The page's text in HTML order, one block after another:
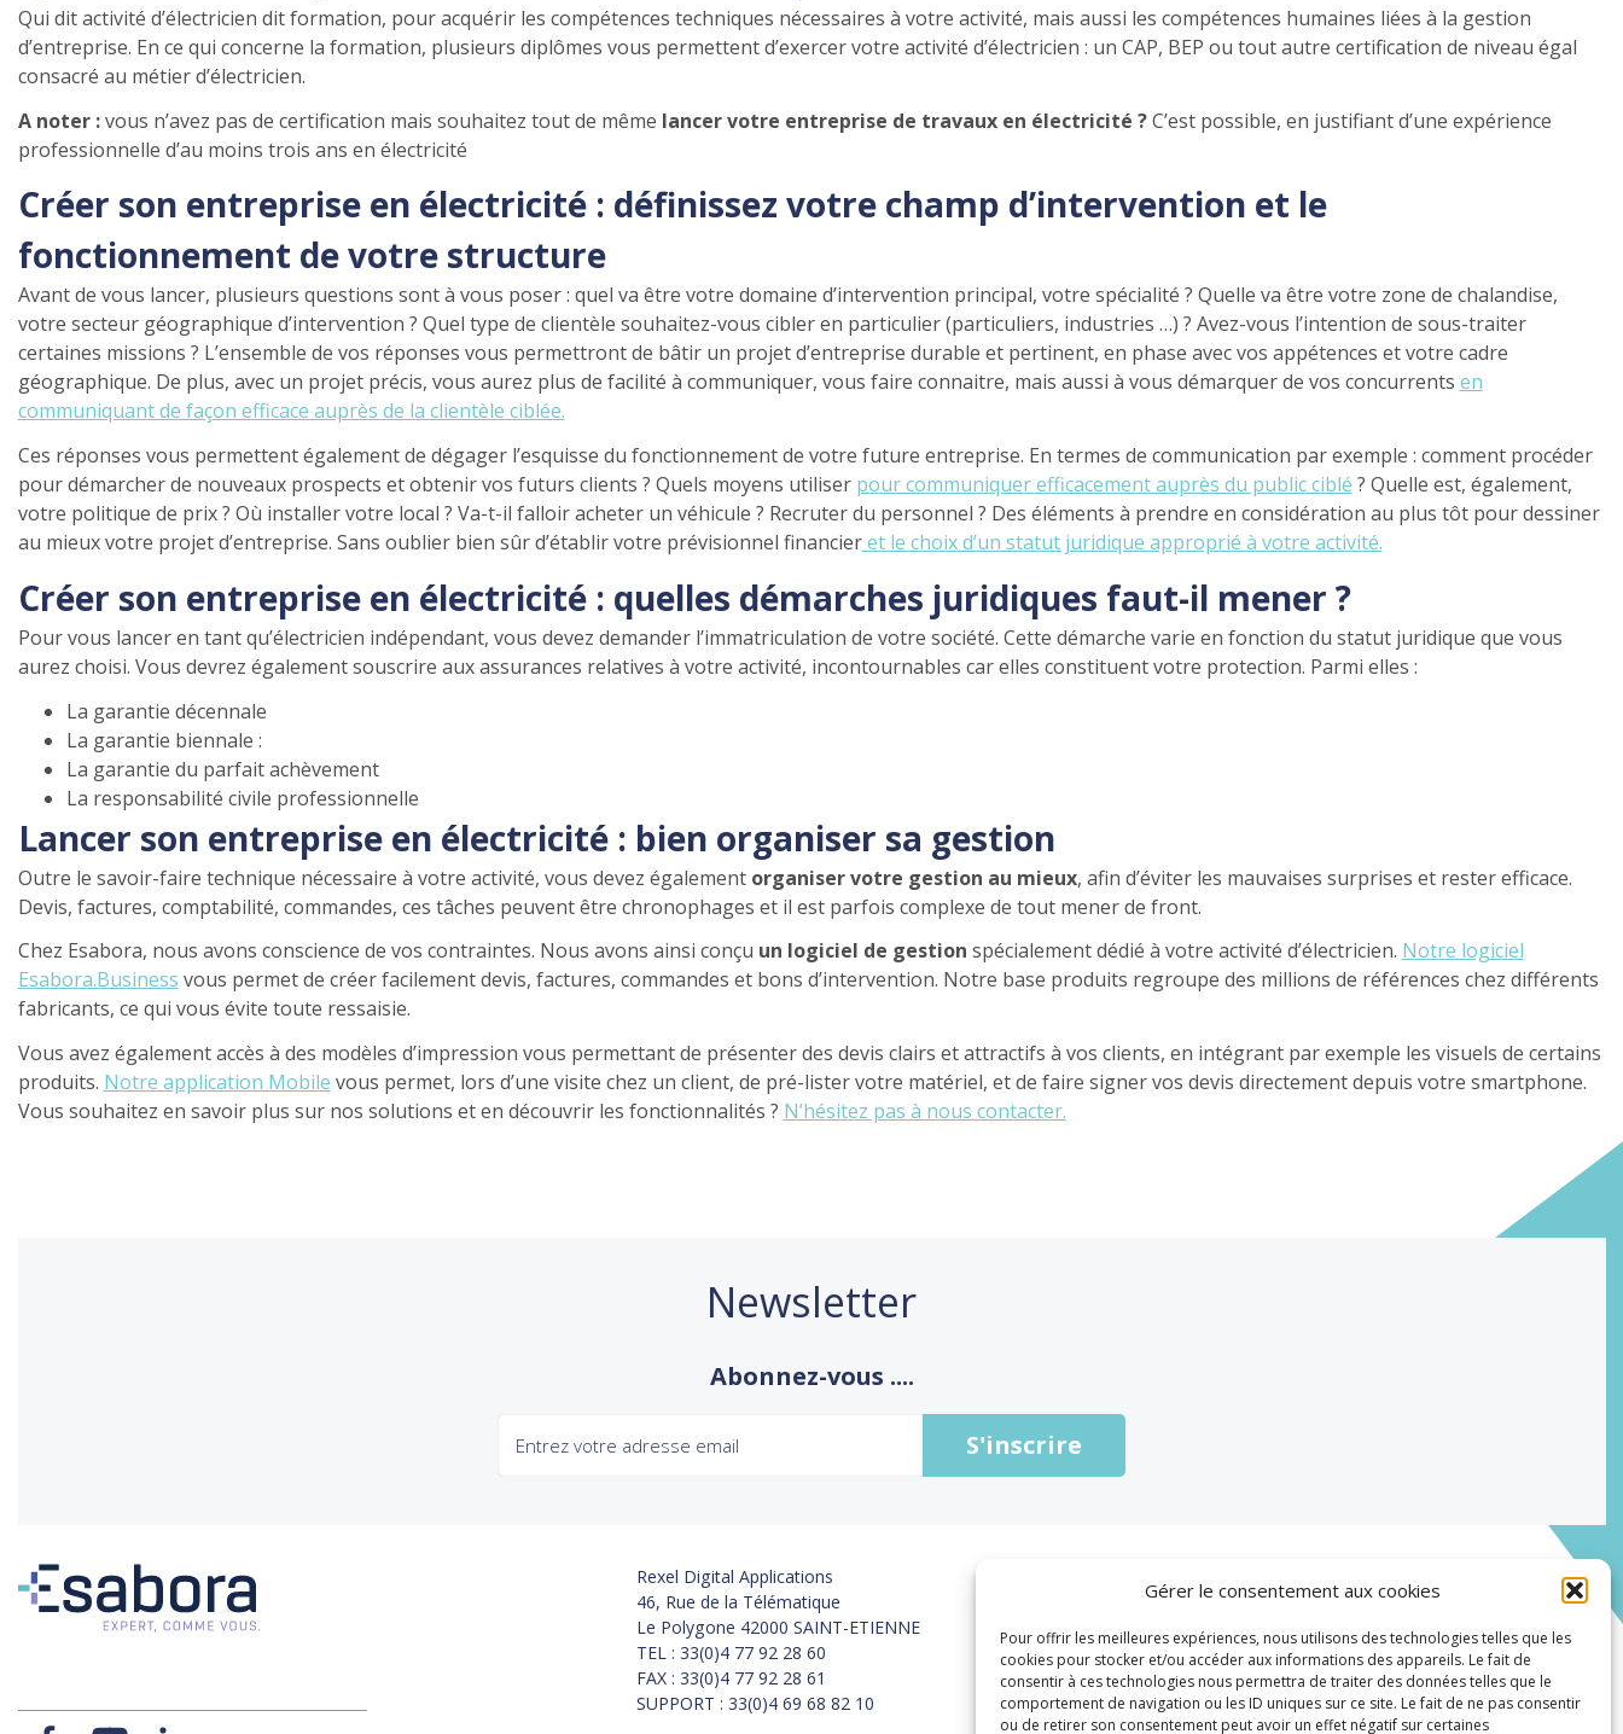
Gérer le consentement aux cookies
Pour offrir les meilleures expériences, nous utilisons des technologies telles que les
cookies pour stocker et/ou accéder aux informations des appareils. Le fait de
consentir à ces technologies nous permettra de traiter des données telles que le
comportement de navigation ou les ID uniques sur ce site. Le fait de ne pas consentir
ou de retirer son consentement peut avoir un effet négatif sur certaines
Qui dit activité d’électricien dit formation, pour acquérir les compétences techniques nécessaires à votre activité, mais aussi les compétences humaines liées à la gestion
d’entreprise. En ce qui concerne la formation, plusieurs diplômes vous permettent d’exercer votre activité d’électricien : un CAP, BEP ou tout autre certification de niveau égal
consacré au métier d’électricien.
A noter :vous n’avez pas de certification mais souhaitez tout de même lancer votre entreprise de travaux en électricité ?C’est possible, en justifiant d’une expérience
professionnelle d’au moins trois ans en électricité
Créer son entreprise en électricité : définissez votre champ d’intervention et le
fonctionnement de votre structure
Avant de vous lancer, plusieurs questions sont à vous poser : quel va être votre domaine d’intervention principal, votre spécialité ? Quelle va être votre zone de chalandise,
votre secteur géographique d’intervention ? Quel type de clientèle souhaitez-vous cibler en particulier (particuliers, industries …) ? Avez-vous l’intention de sous-traiter
certaines missions ? L’ensemble de vos réponses vous permettront de bâtir un projet d’entreprise durable et pertinent, en phase avec vos appétences et votre cadre
géographique. De plus, avec un projet précis, vous aurez plus de facilité à communiquer, vous faire connaitre, mais aussi à vous démarquer de vos concurrents en
communiquant de façon efficace auprès de la clientèle ciblée.
Ces réponses vous permettent également de dégager l’esquisse du fonctionnement de votre future entreprise. En termes de communication par exemple : comment procéder
pour démarcher de nouveaux prospects et obtenir vos futurs clients ? Quels moyens utiliser pour communiquer efficacement auprès du public ciblé ? Quelle est, également,
votre politique de prix ? Où installer votre local ? Va-t-il falloir acheter un véhicule ? Recruter du personnel ? Des éléments à prendre en considération au plus tôt pour dessiner
au mieux votre projet d’entreprise. Sans oublier bien sûr d’établir votre prévisionnel financieret le choix d’un statut juridique approprié à votre activité.
Créer son entreprise en électricité : quelles démarches juridiques faut-il mener ?
Pour vous lancer en tant qu’électricien indépendant, vous devez demander l’immatriculation de votre société. Cette démarche varie en fonction du statut juridique que vous
aurez choisi. Vous devrez également souscrire aux assurances relatives à votre activité, incontournables car elles constituent votre protection. Parmi elles :
La garantie décennale
La garantie biennale :
La garantie du parfait achèvement
La responsabilité civile professionnelle
Lancer son entreprise en électricité : bien organiser sa gestion
Outre le savoir-faire technique nécessaire à votre activité, vous devez également organiser votre gestion au mieux, afin d’éviter les mauvaises surprises et rester efficace.
Devis, factures, comptabilité, commandes, ces tâches peuvent être chronophages et il est parfois complexe de tout mener de front.
Chez Esabora, nous avons conscience de vos contraintes. Nous avons ainsi conçu un logiciel de gestion spécialement dédié à votre activité d’électricien. Notre logiciel
Esabora.Business vous permet de créer facilement devis, factures, commandes et bons d’intervention. Notre base produits regroupe des millions de références chez différents
fabricants, ce qui vous évite toute ressaisie.
Vous avez également accès à des modèles d’impression vous permettant de présenter des devis clairs et attractifs à vos clients, en intégrant par exemple les visuels de certains
produits. Notre application Mobile vous permet, lors d’une visite chez un client, de pré-lister votre matériel, et de faire signer vos devis directement depuis votre smartphone.
Vous souhaitez en savoir plus sur nos solutions et en découvrir les fonctionnalités ? N’hésitez pas à nous contacter.
Newsletter
Abonnez-vous ....
Rexel Digital Applications
46, Rue de la Télématique
Le Polygone 42000 SAINT-ETIENNE
TEL : 33(0)4 77 92 28 60
FAX : 33(0)4 77 92 28 61
SUPPORT : 33(0)4 69 68 82 10
Actualités
Carrières